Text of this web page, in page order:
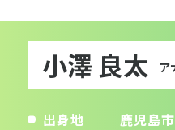
小澤 良太 ア
出身地
鹿児島市